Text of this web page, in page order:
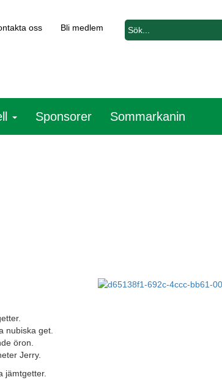
oss Bli medlem
Sponsorer Sommarkanin
nubiska get.
öron.
Jerry.
jämtgetter.